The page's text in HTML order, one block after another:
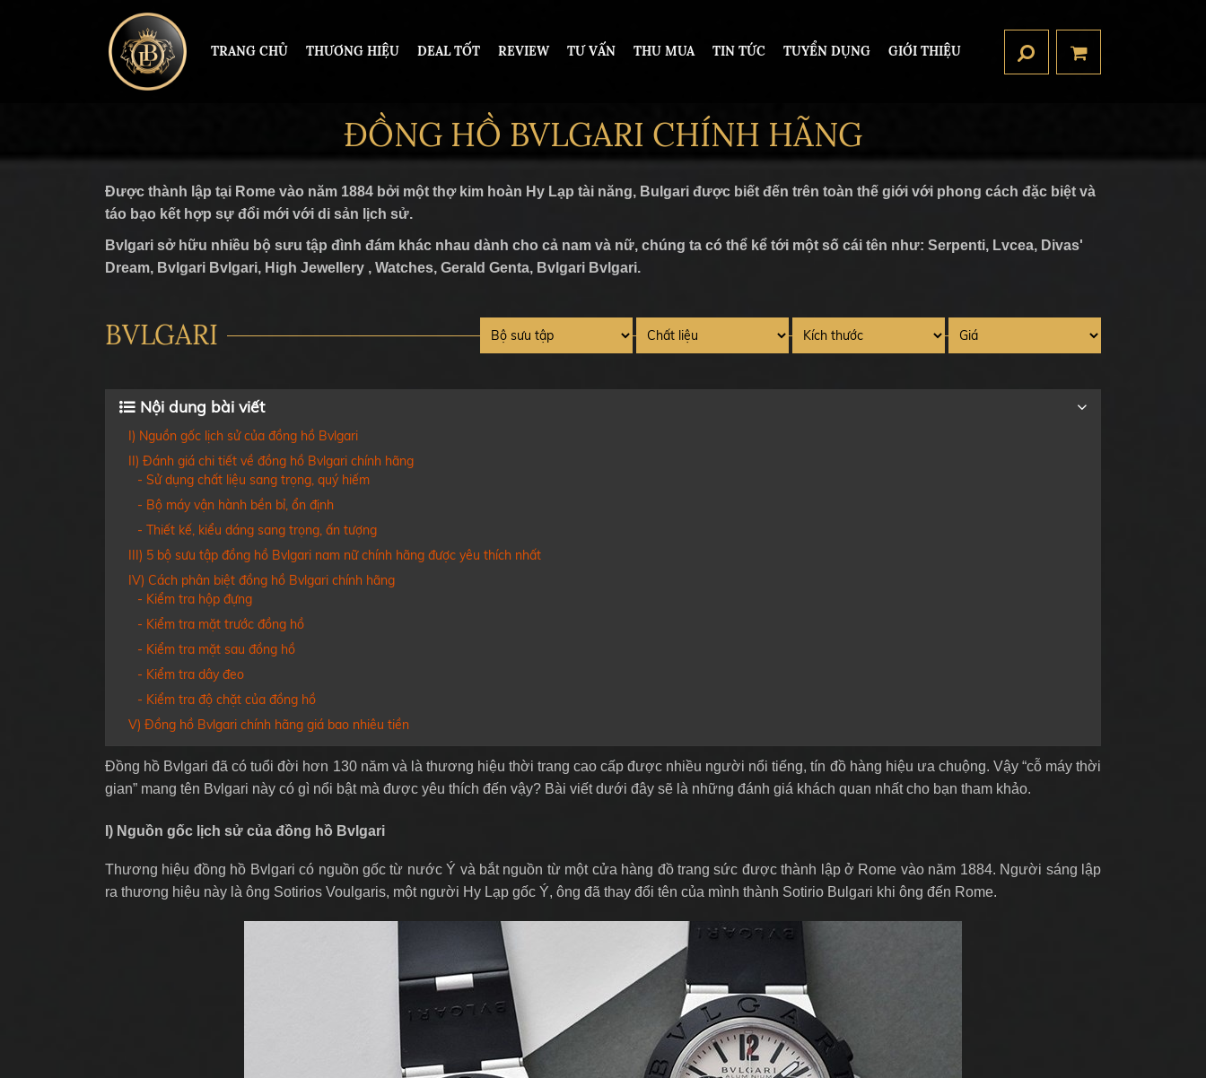
TRANG CHỦ THƯƠNG HIỆU
PATEK PHILIPPE ROLEX
RICHARD MILLE
JACOB&CO CHOPARD
ZENITH
BVLGARI CHANEL
TỪ 500 TRIỆU - 1 TỶ VNĐ
TỪ 2 TỶ - 5 TỶ VNĐ
DEAL TỐT REVIEW TƯ VẤN THU MUA TIN TỨC TUYỂN DỤNG GIỚI THIỆU
ĐỒNG HỒ BVLGARI CHÍNH HÃNG
Được thành lập tại Rome vào năm 1884 bởi một thợ kim hoàn Hy Lạp tài năng, Bulgari được biết đến trên toàn thế giới với phong cách đặc biệt và
táo bạo kết hợp sự đổi mới với di sản lịch sử.
Bvlgari sở hữu nhiều bộ sưu tập đình đám khác nhau dành cho cả nam và nữ, chúng ta có thể kể tới một số cái tên như: Serpenti, Lvcea, Divas'
Dream, Bvlgari Bvlgari, High Jewellery , Watches, Gerald Genta, Bvlgari Bvlgari.
BVLGARI
Nội dung bài viết
I) Nguồn gốc lịch sử của đồng hồ Bvlgari
II) Đánh giá chi tiết về đồng hồ Bvlgari chính hãng
- Sử dụng chất liệu sang trọng, quý hiếm
- Bộ máy vận hành bền bỉ, ổn định
- Thiết kế, kiểu dáng sang trọng, ấn tượng
III) 5 bộ sưu tập đồng hồ Bvlgari nam nữ chính hãng được yêu thích nhất
IV) Cách phân biệt đồng hồ Bvlgari chính hãng
- Kiểm tra hộp đựng
- Kiểm tra mặt trước đồng hồ
- Kiểm tra mặt sau đồng hồ
- Kiểm tra dây đeo
- Kiểm tra độ chặt của đồng hồ
V) Đồng hồ Bvlgari chính hãng giá bao nhiêu tiền
Đồng hồ Bvlgari đã có tuổi đời hơn 130 năm và là thương hiệu thời trang cao cấp được nhiều người nổi tiếng, tín đồ hàng hiệu ưa chuộng. Vậy “cỗ máy thời
gian” mang tên Bvlgari này có gì nổi bật mà được yêu thích đến vậy? Bài viết dưới đây sẽ là những đánh giá khách quan nhất cho bạn tham khảo.
I) Nguồn gốc lịch sử của đồng hồ Bvlgari
Thương hiệu đồng hồ Bvlgari có nguồn gốc từ nước Ý và bắt nguồn từ một cửa hàng đồ trang sức được thành lập ở Rome vào năm 1884. Người sáng lập
ra thương hiệu này là ông Sotirios Voulgaris, một người Hy Lạp gốc Ý, ông đã thay đổi tên của mình thành Sotirio Bulgari khi ông đến Rome.